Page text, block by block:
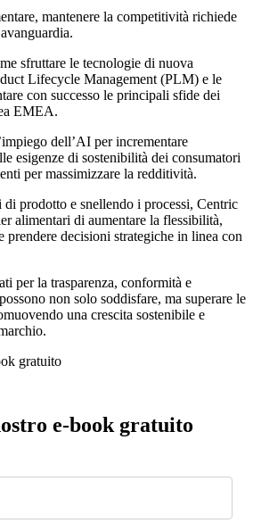
mantenere la competitività richiede
sfruttare le tecnologie di nuova
Lifecycle Management (PLM) e le
con successo le principali sfide dei
EMEA.
dell’AI per incrementare
esigenze di sostenibilità dei consumatori
per massimizzare la redditività.
prodotto e snellendo i processi, Centric
alimentari di aumentare la flessibilità,
decisioni strategiche in linea con
per la trasparenza, conformità e
non solo soddisfare, ma superare le
una crescita sostenibile e
gratuito
e-book gratuito